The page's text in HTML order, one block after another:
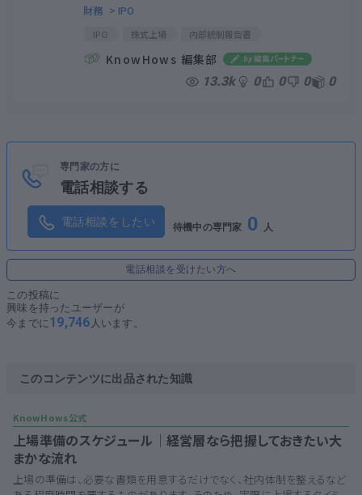
財務 > IPO
IPO 株式上場
内部統制報告書
内部監査基準
日本内部監査協会
KnowHows 編集部
13.3k 0 0 0 0
専門家の方に
電話相談する
電話相談をしたい 待機中の専門家 0 人
電話相談を受けたい方へ
この投稿に
興味を持ったユーザーが
今までに19,746 人います。
このコンテンツに出品された知識
上場準備のスケジュール│経営層なら把握しておきたい大
まかな流れ
上場の準備は、必要な書類を用意するだけでなく、社内体制を整えるなど